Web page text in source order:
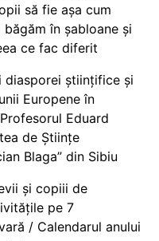
să fie așa cum
în șabloane și
ce fac diferit
diasporei științifice și
Europene în
Eduard
de Științe
Blaga” din Sibiu
și copiii de
pe 7
/ Calendarul anului